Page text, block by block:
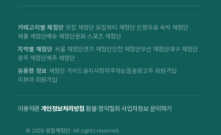
카테고리별 체험단 맛집 체험단 모집뷰티 체험단 신청무료 숙박 체험단
제품 체험단배송 체험단문화·스포츠 체험단
지역별 체험단 서울 체험단경기 체험단인천 체험단부산 체험단대구 체험단
광주 체험단제주 체험단
유용한 정보 체험단 가이드공지사항자주하는질문광고주 회원가입
리뷰어 회원가입
이용약관·개인정보처리방침·환불·청약철회·사업자정보·문의하기
© 2026 로컬체험단. All rights reserved.